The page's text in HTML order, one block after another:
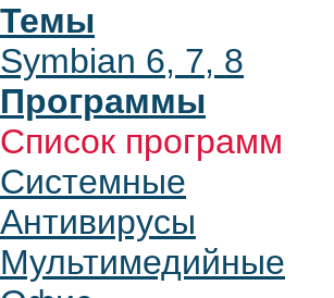
Темы
Symbian 6, 7, 8
Программы
Список программ
Системные
Антивирусы
Мультимедийные